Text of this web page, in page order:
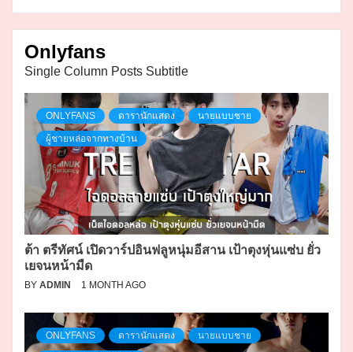
Onlyfans
Single Column Posts Subtitle
ONLYFANS ดารานักแสดง นายแบบชาย
ผู้ชายหล่อจากทางบ้าน
ต้า ตรีทัศน์ เปิดวาร์ปอินฟลูหนุ่มอีสาน เป้าตุงหุ่นแซ่บ ยั่ว
เยจนหน้ามืด
BY ADMIN 1 MONTH AGO
ONLYFANS ดารานักแสดง นายแบบชาย